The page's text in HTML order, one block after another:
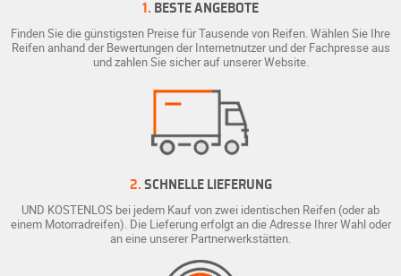
1. BESTE ANGEBOTE
Finden Sie die günstigsten Preise für Tausende von Reifen. Wählen Sie Ihre
Reifen anhand der Bewertungen der Internetnutzer und der Fachpresse aus
und zahlen Sie sicher auf unserer Website.
2. SCHNELLE LIEFERUNG
UND KOSTENLOS bei jedem Kauf von zwei identischen Reifen (oder ab
einem Motorradreifen). Die Lieferung erfolgt an die Adresse Ihrer Wahl oder
an eine unserer Partnerwerkstätten.